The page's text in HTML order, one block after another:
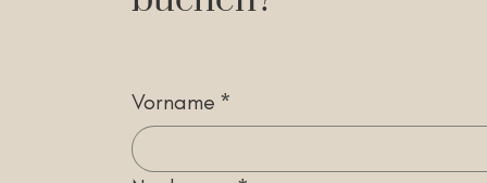
Vorname *